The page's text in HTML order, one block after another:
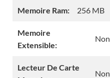
Memoire Ram: 256 MB
Memoire
Extensible:
Non
Lecteur De Carte
Non